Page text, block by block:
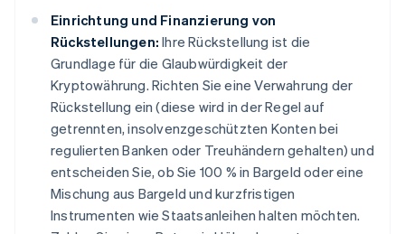
Einrichtung und Finanzierung von
Rückstellungen: Ihre Rückstellung ist die
Grundlage für die Glaubwürdigkeit der
Kryptowährung. Richten Sie eine Verwahrung der
Rückstellung ein (diese wird in der Regel auf
getrennten, insolvenzgeschützten Konten bei
regulierten Banken oder Treuhändern gehalten) und
entscheiden Sie, ob Sie 100 % in Bargeld oder eine
Mischung aus Bargeld und kurzfristigen
Instrumenten wie Staatsanleihen halten möchten.